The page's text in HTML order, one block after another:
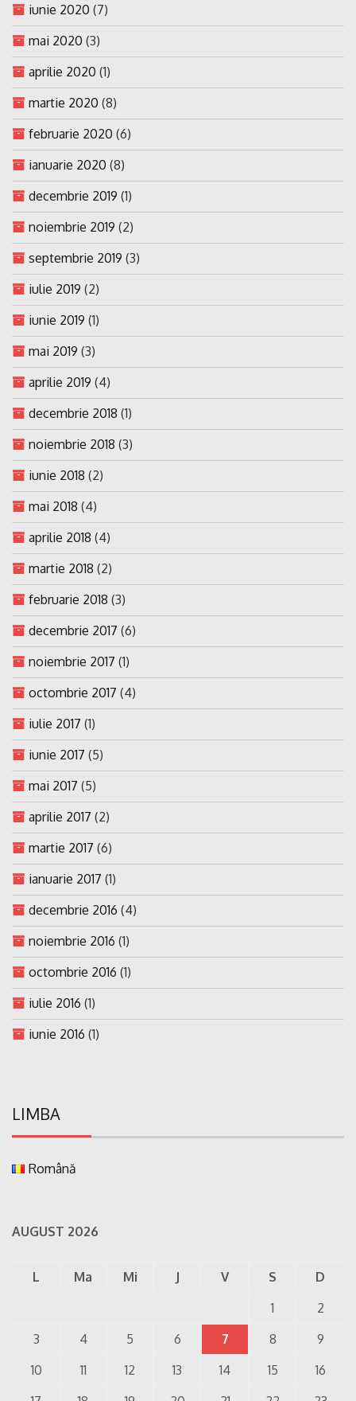
iunie 2020 (7)
mai 2020 (3)
aprilie 2020 (1)
martie 2020 (8)
februarie 2020 (6)
ianuarie 2020 (8)
decembrie 2019 (1)
noiembrie 2019 (2)
septembrie 2019 (3)
iulie 2019 (2)
iunie 2019 (1)
mai 2019 (3)
aprilie 2019 (4)
decembrie 2018 (1)
noiembrie 2018 (3)
iunie 2018 (2)
mai 2018 (4)
aprilie 2018 (4)
martie 2018 (2)
februarie 2018 (3)
decembrie 2017 (6)
noiembrie 2017 (1)
octombrie 2017 (4)
iulie 2017 (1)
iunie 2017 (5)
mai 2017 (5)
aprilie 2017 (2)
martie 2017 (6)
ianuarie 2017 (1)
decembrie 2016 (4)
noiembrie 2016 (1)
octombrie 2016 (1)
iulie 2016 (1)
iunie 2016 (1)
LIMBA
Română
AUGUST 2026
L Ma Mi J V S
D
1
2
3
4 5 6 7 8
9
10
11 12 13 14 15
16